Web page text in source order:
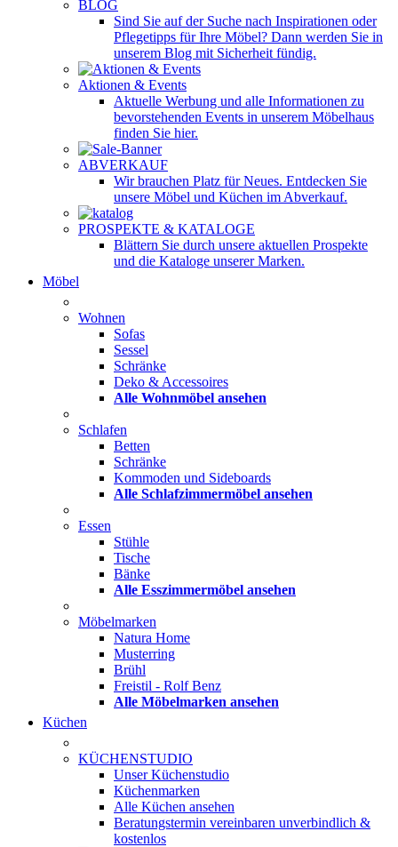
BLOG
Sind Sie auf der Suche nach Inspirationen oder
Pflegetipps für Ihre Möbel? Dann werden Sie in
unserem Blog mit Sicherheit fündig.
Aktionen & Events
Aktuelle Werbung und alle Informationen zu
bevorstehenden Events in unserem Möbelhaus
finden Sie hier.
ABVERKAUF
Wir brauchen Platz für Neues. Entdecken Sie
unsere Möbel und Küchen im Abverkauf.
PROSPEKTE & KATALOGE
Blättern Sie durch unsere aktuellen Prospekte
und die Kataloge unserer Marken.
Möbel
Wohnen
Sofas
Sessel
Schränke
Deko & Accessoires
Alle Wohnmöbel ansehen
Schlafen
Betten
Schränke
Kommoden und Sideboards
Alle Schlafzimmermöbel ansehen
Essen
Stühle
Tische
Bänke
Alle Esszimmermöbel ansehen
Möbelmarken
Natura Home
Musterring
Brühl
Freistil - Rolf Benz
Alle Möbelmarken ansehen
Küchen
KÜCHENSTUDIO
Unser Küchenstudio
Küchenmarken
Alle Küchen ansehen
Beratungstermin vereinbaren unverbindlich &
kostenlos